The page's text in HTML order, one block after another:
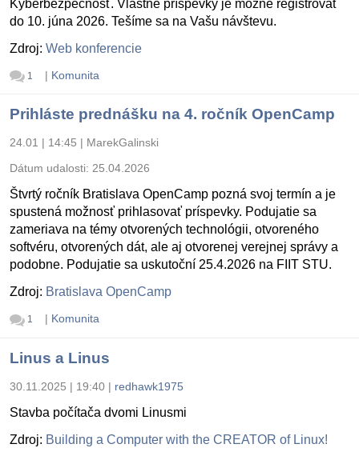
Kyberbezpečnosť. Vlastné príspevky je možné registrovať
do 10. júna 2026. Tešíme sa na Vašu návštevu.
Zdroj: Web konferencie
1 | Komunita
Prihláste prednášku na 4. ročník OpenCamp
24.01 | 14:45 | MarekGalinski
Dátum udalosti: 25.04.2026
Štvrtý ročník Bratislava OpenCamp pozná svoj termín a je
spustená možnosť prihlasovať príspevky. Podujatie sa
zameriava na témy otvorených technológii, otvoreného
softvéru, otvorených dát, ale aj otvorenej verejnej správy a
podobne. Podujatie sa uskutoční 25.4.2026 na FIIT STU.
Zdroj: Bratislava OpenCamp
1 | Komunita
Linus a Linus
30.11.2025 | 19:40 | redhawk1975
Stavba počítača dvomi Linusmi
Zdroj: Building a Computer with the CREATOR of Linux!